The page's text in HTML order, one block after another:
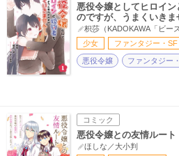
悪役令嬢としてヒロイ
のですが、うまくいきま
枳莎（KADOKAWA「ビーズロ
少女
ファンタジー・SF
悪役令嬢 ファンタジー
コミック
悪役令嬢との友情ルート
ほしな／大小判